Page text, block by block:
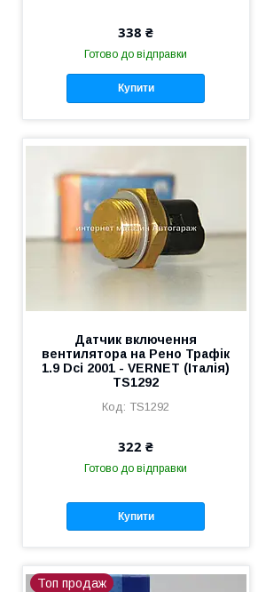
338 ₴
Готово до відправки
Купити
Датчик включення
вентилятора на Рено Трафік
1.9 Dci 2001 - VERNET (Італія)
TS1292
TS1292
322 ₴
Готово до відправки
Купити
Топ продаж